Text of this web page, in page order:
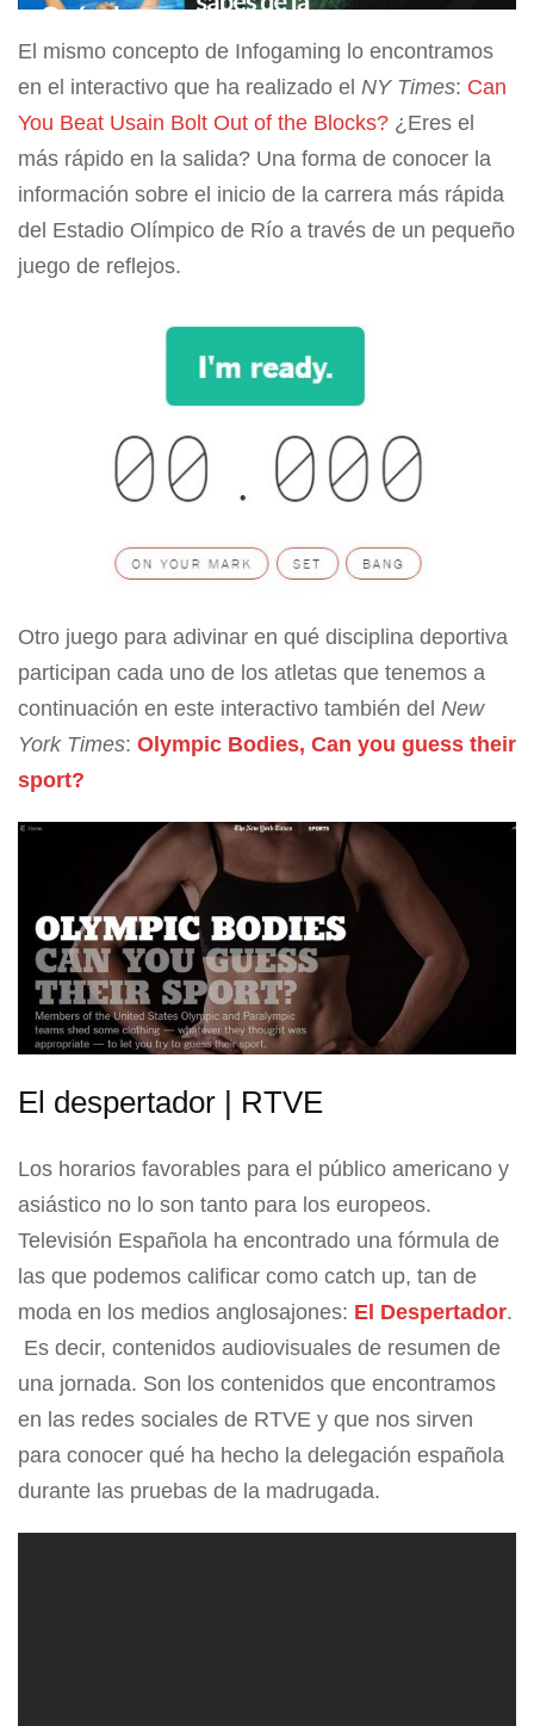
El mismo concepto de Infogaming lo encontramos
en el interactivo que ha realizado el NY Times: Can
You Beat Usain Bolt Out of the Blocks? ¿Eres el
más rápido en la salida? Una forma de conocer la
información sobre el inicio de la carrera más rápida
del Estadio Olímpico de Río a través de un pequeño
juego de reflejos.
Otro juego para adivinar en qué disciplina deportiva
participan cada uno de los atletas que tenemos a
continuación en este interactivo también del New
York Times: Olympic Bodies, Can you guess their
sport?
El despertador | RTVE
Los horarios favorables para el público americano y
asiástico no lo son tanto para los europeos.
Televisión Española ha encontrado una fórmula de
las que podemos calificar como catch up, tan de
moda en los medios anglosajones: El Despertador.
Es decir, contenidos audiovisuales de resumen de
una jornada. Son los contenidos que encontramos
en las redes sociales de RTVE y que nos sirven
para conocer qué ha hecho la delegación española
durante las pruebas de la madrugada.